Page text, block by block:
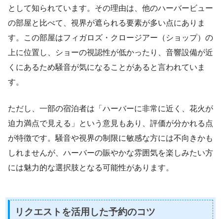
として知られています。その理由は、他のハーバービュー
の部屋と比べて、視界が遮られる要素が多い点にありま
す。この部屋はフィガロズ・クロージアー（ショップ）の
上に位置し、ショーの視認性が低かったり、音響設備が近
くにあるため騒音が気になることがあると言われていま
す。
ただし、一部の宿泊者は「ハーバーに非常に近く、花火が
迫力満点で見える」という意見もあり、評価が分かれる点
が特徴です。騒音や視界の制限に敏感な方には不向きかも
しれませんが、ハーバーの賑やかな雰囲気を楽しみたい方
には魅力的な選択肢となる可能性があります。
リクエストを活用した予約のコツ